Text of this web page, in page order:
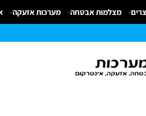
מצלמות אבטחה מערכות אזעקה